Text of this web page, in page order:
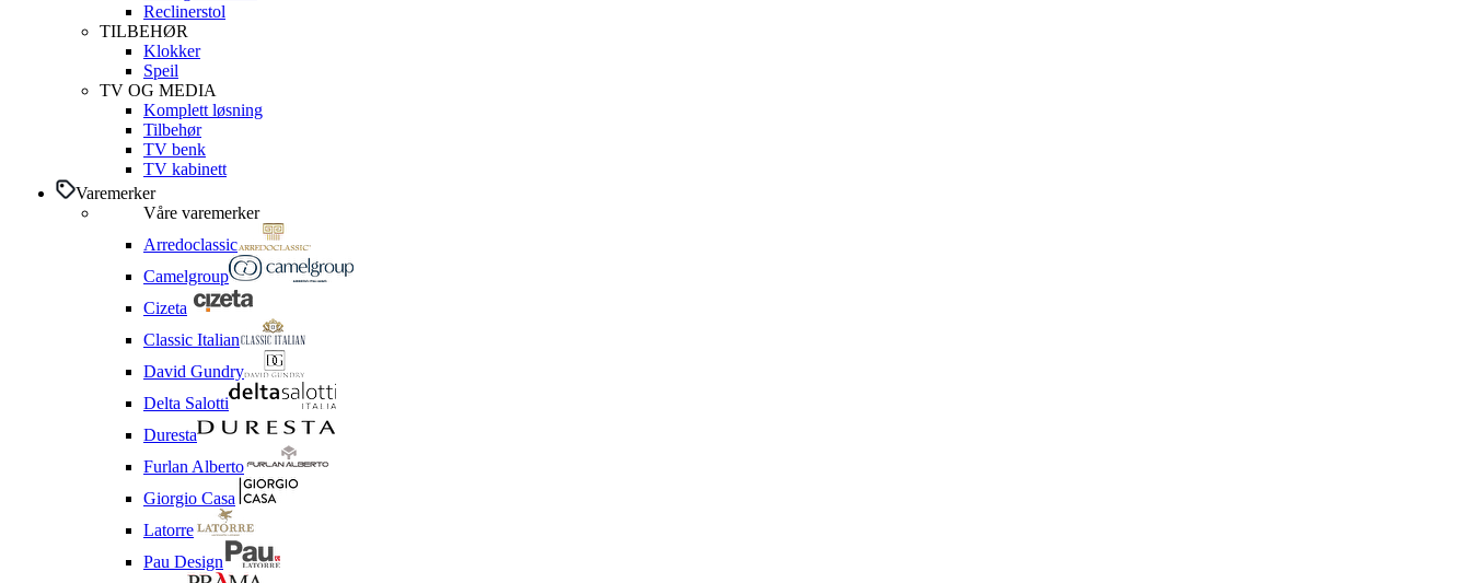
Reclinerstol
TILBEHØR
Klokker
Speil
TV OG MEDIA
Komplett løsning
Tilbehør
TV benk
TV kabinett
Varemerker
Våre varemerker
Arredoclassic
Camelgroup
Cizeta
Classic Italian
David Gundry
Delta Salotti
Duresta
Furlan Alberto
Giorgio Casa
Latorre
Pau Design